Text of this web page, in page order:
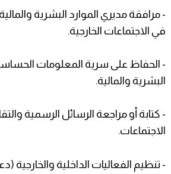
- مرافقة مديري الموارد البشرية
في الاجتماعات الخارجية.
- الحفاظ على سرية المعلومات الحساسة
البشرية والمالية.
- كتابة أو مراجعة الرسائل الرسمية
الاجتماعات.
- تنظيم الفعاليات الداخلية والخارجية